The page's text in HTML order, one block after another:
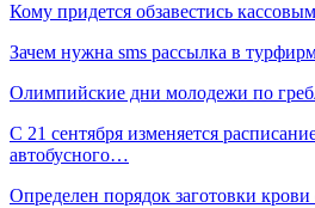
Кому придется обзавестись
Зачем нужна sms рассылка в
Олимпийские дни молодежи по
C 21 сентября изменяется
автобусного…
Определен порядок заготовки